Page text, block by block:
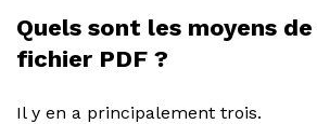
Quels sont les moyens
fichier PDF ?
Il y en a principalement trois.